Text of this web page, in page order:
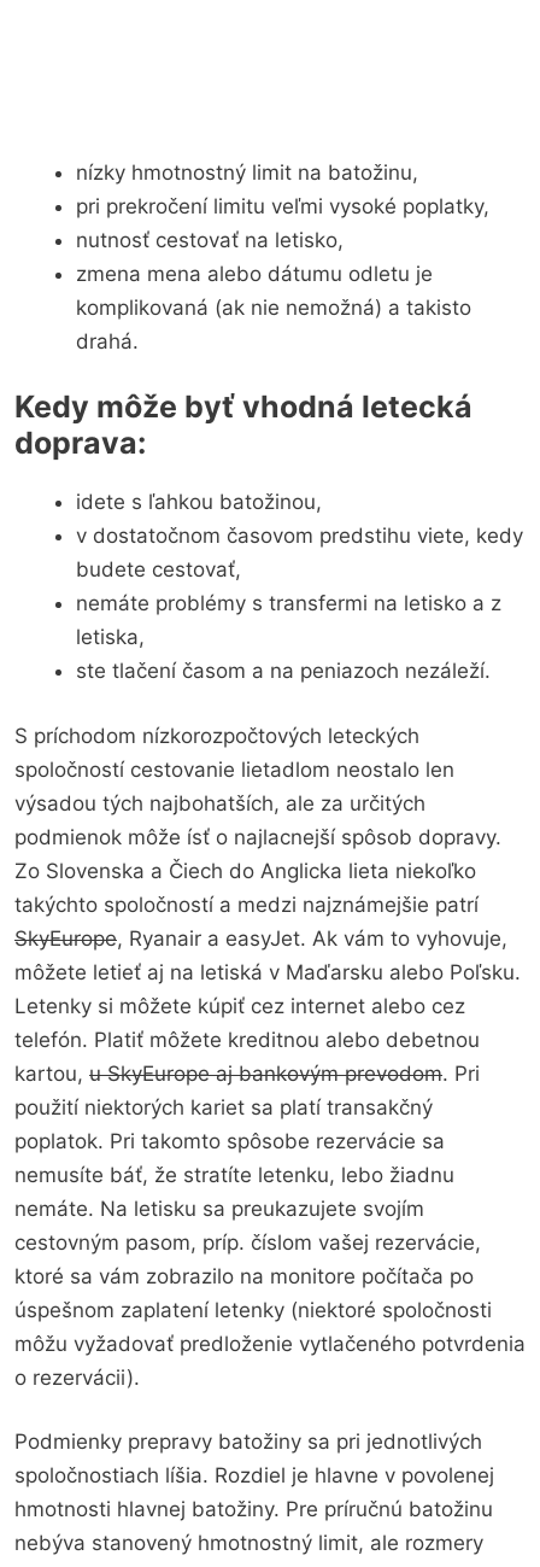
nízky hmotnostný limit na batožinu,
pri prekročení limitu veľmi vysoké poplatky,
nutnosť cestovať na letisko,
zmena mena alebo dátumu odletu je
komplikovaná (ak nie nemožná) a takisto
drahá.
Kedy môže byť vhodná letecká
doprava:
idete s ľahkou batožinou,
v dostatočnom časovom predstihu viete, kedy
budete cestovať,
nemáte problémy s transfermi na letisko a z
letiska,
ste tlačení časom a na peniazoch nezáleží.
S príchodom nízkorozpočtových leteckých
spoločností cestovanie lietadlom neostalo len
výsadou tých najbohatších, ale za určitých
podmienok môže ísť o najlacnejší spôsob dopravy.
Zo Slovenska a Čiech do Anglicka lieta niekoľko
takýchto spoločností a medzi najznámejšie patrí
SkyEurope, Ryanair a easyJet. Ak vám to vyhovuje,
môžete letieť aj na letiská v Maďarsku alebo Poľsku.
Letenky si môžete kúpiť cez internet alebo cez
telefón. Platiť môžete kreditnou alebo debetnou
kartou, u SkyEurope aj bankovým prevodom. Pri
použití niektorých kariet sa platí transakčný
poplatok. Pri takomto spôsobe rezervácie sa
nemusíte báť, že stratíte letenku, lebo žiadnu
nemáte. Na letisku sa preukazujete svojím
cestovným pasom, príp. číslom vašej rezervácie,
ktoré sa vám zobrazilo na monitore počítača po
úspešnom zaplatení letenky (niektoré spoločnosti
môžu vyžadovať predloženie vytlačeného potvrdenia
o rezervácii).
Podmienky prepravy batožiny sa pri jednotlivých
spoločnostiach líšia. Rozdiel je hlavne v povolenej
hmotnosti hlavnej batožiny. Pre príručnú batožinu
nebýva stanovený hmotnostný limit, ale rozmery